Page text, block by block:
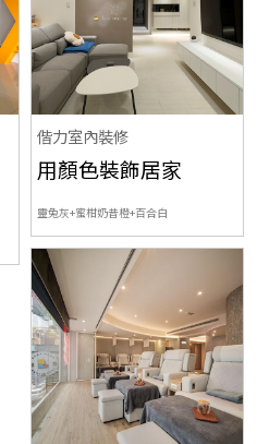
偕力室內裝修
用顏色裝飾居家
靈兔灰+蜜柑奶昔橙+百合白